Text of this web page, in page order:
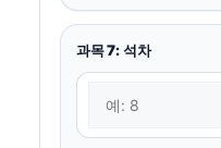
과목 7: 석차